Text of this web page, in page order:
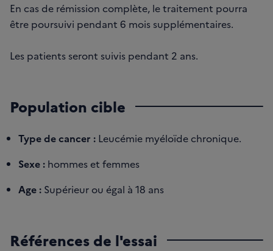
En cas de rémission complète, le traitement pourra
être poursuivi pendant 6 mois supplémentaires.
Les patients seront suivis pendant 2 ans.
Population cible
Type de cancer : Leucémie myéloïde chronique.
Sexe : hommes et femmes
Age : Supérieur ou égal à 18 ans
Références de l'essai